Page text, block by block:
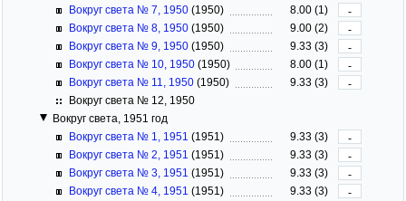
Вокруг света № 7, 1950 (1950) 8.00 (1)
-
Вокруг света № 8, 1950 (1950) 9.00 (2)
-
Вокруг света № 9, 1950 (1950) 9.33 (3)
-
Вокруг света № 10, 1950 (1950) 8.00 (1)
-
Вокруг света № 11, 1950 (1950) 9.33 (3)
-
Вокруг света № 12, 1950
Вокруг света, 1951 год
Вокруг света № 1, 1951 (1951) 9.33 (3)
-
Вокруг света № 2, 1951 (1951) 9.33 (3)
-
Вокруг света № 3, 1951 (1951) 9.33 (3)
-
Вокруг света № 4, 1951 (1951) 9.33 (3)
-